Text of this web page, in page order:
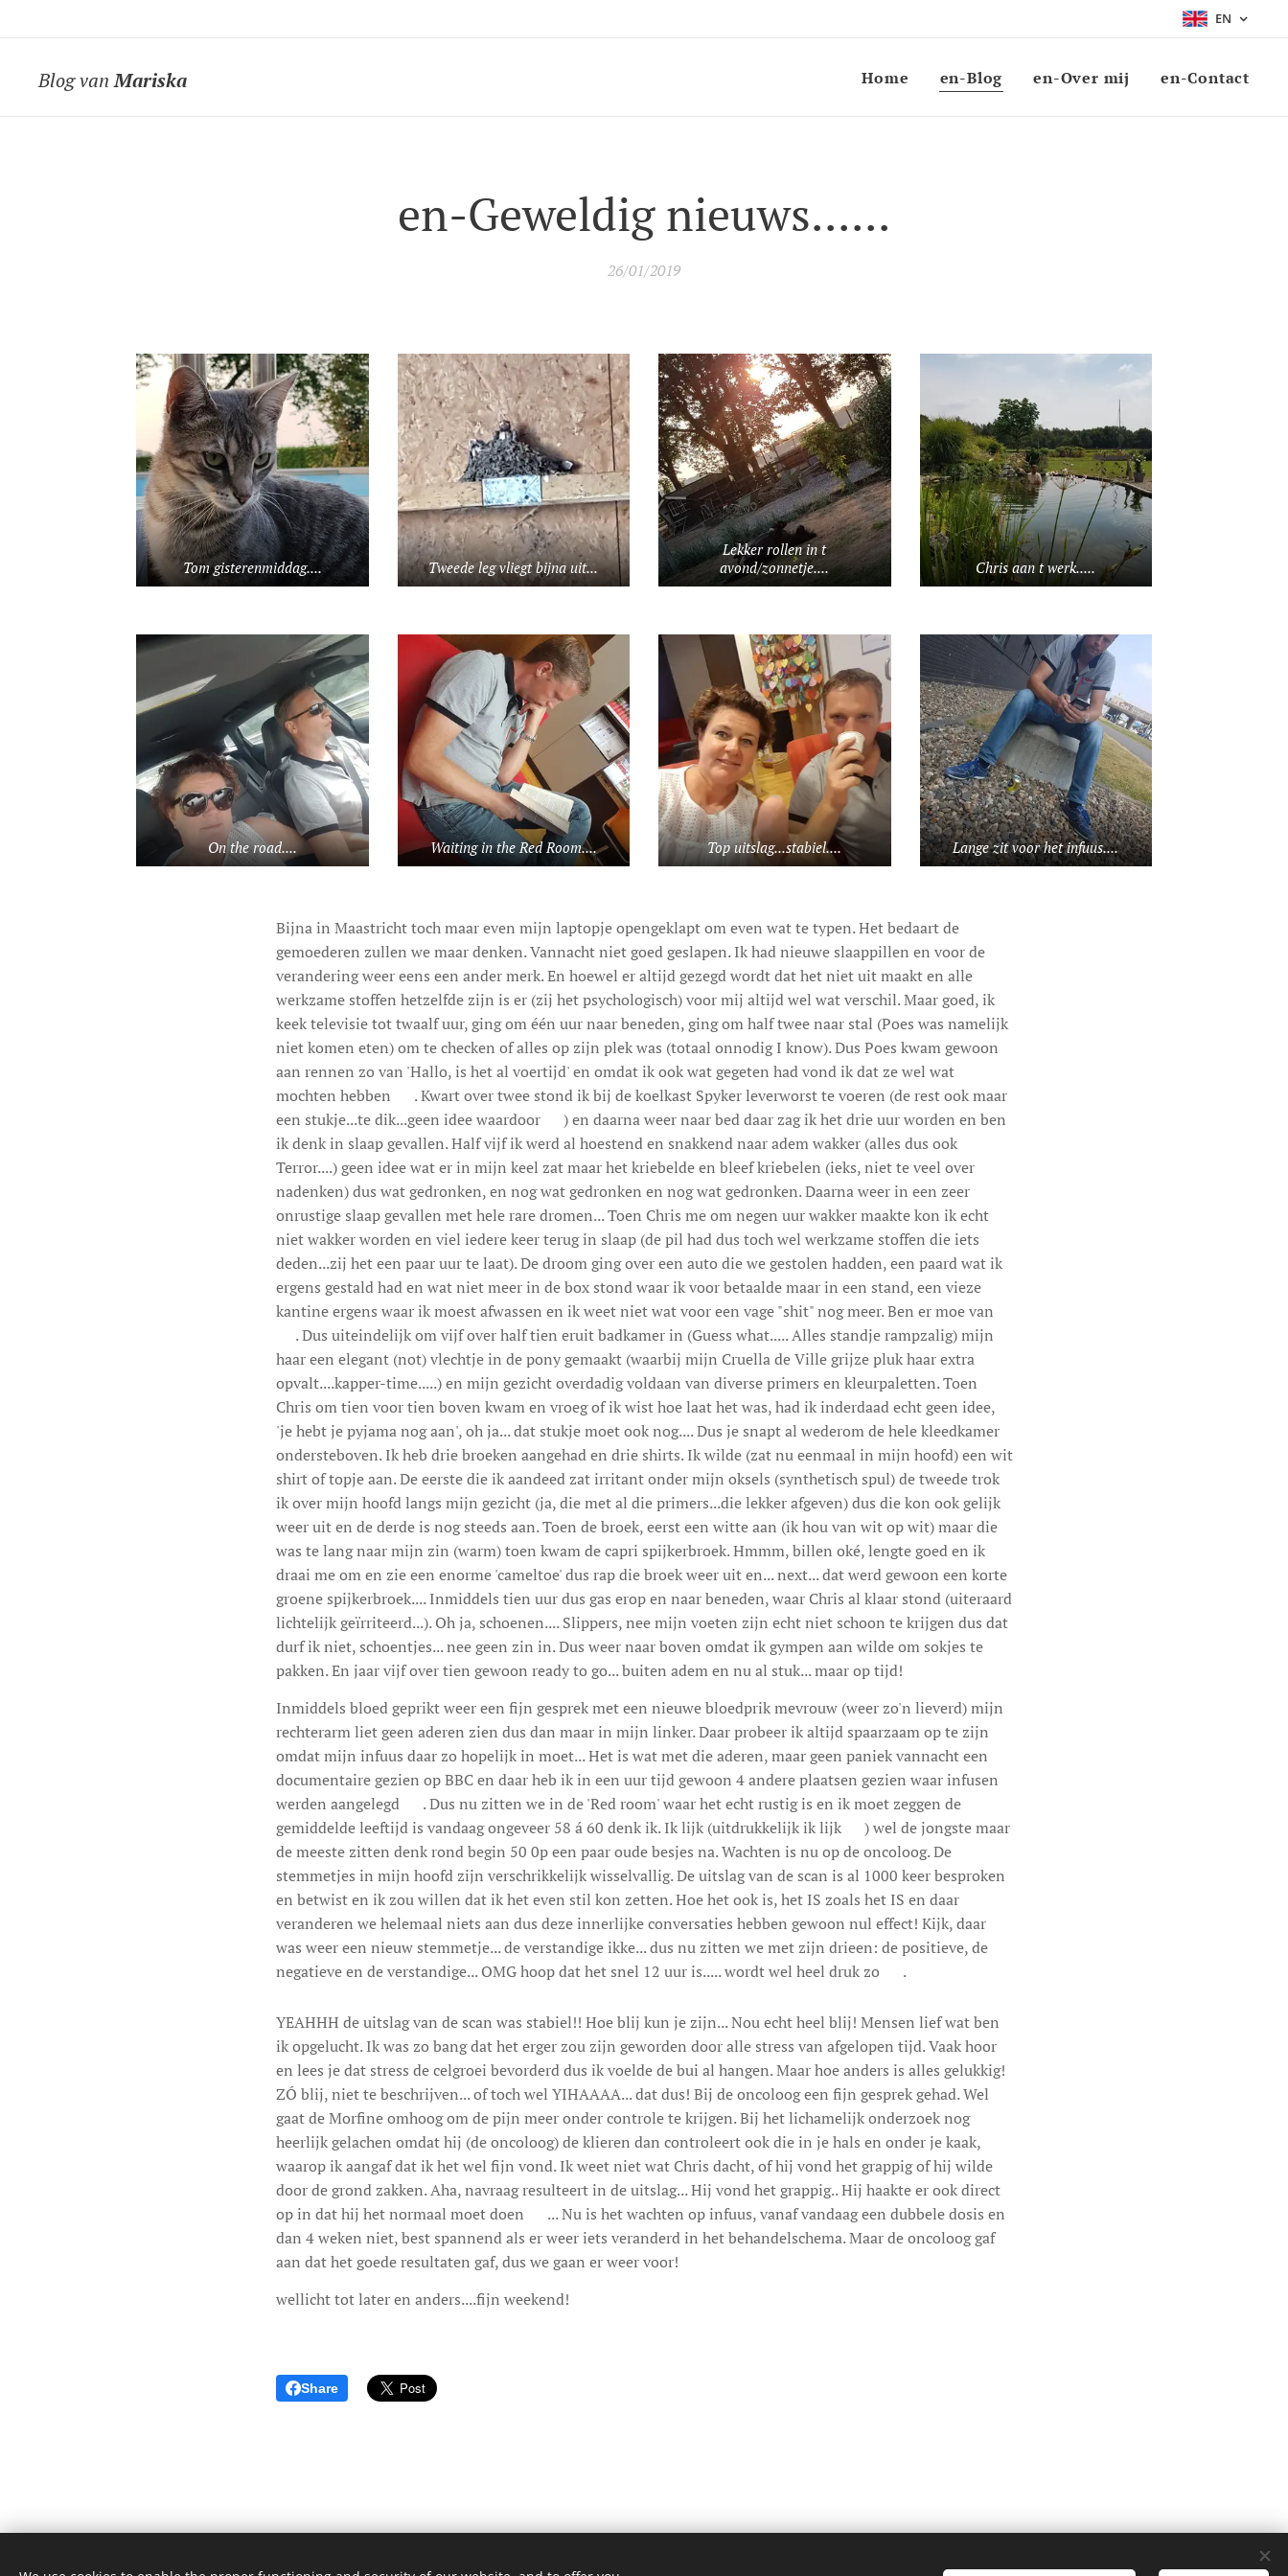
EN
Blog vanMariska Home en-Blog en-Over mij en-Contact
en-Geweldig nieuws......
26/01/2019
Tom gisterenmiddag.... Tweede leg vliegt bijna uit...
Lekker rollen in t
avond/zonnetje....
Chris aan t werk.....
On the road.... Waiting in the Red Room.... Top uitslag...stabiel.... Lange zit voor het infuus....
Bijna in Maastricht toch maar even mijn laptopje opengeklapt om even wat te typen. Het bedaart de
gemoederen zullen we maar denken. Vannacht niet goed geslapen. Ik had nieuwe slaappillen en voor de
verandering weer eens een ander merk. En hoewel er altijd gezegd wordt dat het niet uit maakt en alle
werkzame stoffen hetzelfde zijn is er (zij het psychologisch) voor mij altijd wel wat verschil. Maar goed, ik
keek televisie tot twaalf uur, ging om één uur naar beneden, ging om half twee naar stal (Poes was namelijk
niet komen eten) om te checken of alles op zijn plek was (totaal onnodig I know). Dus Poes kwam gewoon
aan rennen zo van 'Hallo, is het al voertijd' en omdat ik ook wat gegeten had vond ik dat ze wel wat
mochten hebben 😊. Kwart over twee stond ik bij de koelkast Spyker leverworst te voeren (de rest ook maar
een stukje...te dik...geen idee waardoor 😊) en daarna weer naar bed daar zag ik het drie uur worden en ben
ik denk in slaap gevallen. Half vijf ik werd al hoestend en snakkend naar adem wakker (alles dus ook
Terror....) geen idee wat er in mijn keel zat maar het kriebelde en bleef kriebelen (ieks, niet te veel over
nadenken) dus wat gedronken, en nog wat gedronken en nog wat gedronken. Daarna weer in een zeer
onrustige slaap gevallen met hele rare dromen... Toen Chris me om negen uur wakker maakte kon ik echt
niet wakker worden en viel iedere keer terug in slaap (de pil had dus toch wel werkzame stoffen die iets
deden...zij het een paar uur te laat). De droom ging over een auto die we gestolen hadden, een paard wat ik
ergens gestald had en wat niet meer in de box stond waar ik voor betaalde maar in een stand, een vieze
kantine ergens waar ik moest afwassen en ik weet niet wat voor een vage "shit" nog meer. Ben er moe van
😊. Dus uiteindelijk om vijf over half tien eruit badkamer in (Guess what..... Alles standje rampzalig) mijn
haar een elegant (not) vlechtje in de pony gemaakt (waarbij mijn Cruella de Ville grijze pluk haar extra
opvalt....kapper-time.....) en mijn gezicht overdadig voldaan van diverse primers en kleurpaletten. Toen
Chris om tien voor tien boven kwam en vroeg of ik wist hoe laat het was, had ik inderdaad echt geen idee,
'je hebt je pyjama nog aan', oh ja... dat stukje moet ook nog.... Dus je snapt al wederom de hele kleedkamer
ondersteboven. Ik heb drie broeken aangehad en drie shirts. Ik wilde (zat nu eenmaal in mijn hoofd) een wit
shirt of topje aan. De eerste die ik aandeed zat irritant onder mijn oksels (synthetisch spul) de tweede trok
ik over mijn hoofd langs mijn gezicht (ja, die met al die primers...die lekker afgeven) dus die kon ook gelijk
weer uit en de derde is nog steeds aan. Toen de broek, eerst een witte aan (ik hou van wit op wit) maar die
was te lang naar mijn zin (warm) toen kwam de capri spijkerbroek. Hmmm, billen oké, lengte goed en ik
draai me om en zie een enorme 'cameltoe' dus rap die broek weer uit en... next... dat werd gewoon een korte
groene spijkerbroek.... Inmiddels tien uur dus gas erop en naar beneden, waar Chris al klaar stond (uiteraard
lichtelijk geïrriteerd...). Oh ja, schoenen.... Slippers, nee mijn voeten zijn echt niet schoon te krijgen dus dat
durf ik niet, schoentjes... nee geen zin in. Dus weer naar boven omdat ik gympen aan wilde om sokjes te
pakken. En jaar vijf over tien gewoon ready to go... buiten adem en nu al stuk... maar op tijd!
Inmiddels bloed geprikt weer een fijn gesprek met een nieuwe bloedprik mevrouw (weer zo'n lieverd) mijn
rechterarm liet geen aderen zien dus dan maar in mijn linker. Daar probeer ik altijd spaarzaam op te zijn
omdat mijn infuus daar zo hopelijk in moet... Het is wat met die aderen, maar geen paniek vannacht een
documentaire gezien op BBC en daar heb ik in een uur tijd gewoon 4 andere plaatsen gezien waar infusen
werden aangelegd 😊. Dus nu zitten we in de 'Red room' waar het echt rustig is en ik moet zeggen de
gemiddelde leeftijd is vandaag ongeveer 58 á 60 denk ik. Ik lijk (uitdrukkelijk ik lijk 😊) wel de jongste maar
de meeste zitten denk rond begin 50 0p een paar oude besjes na. Wachten is nu op de oncoloog. De
stemmetjes in mijn hoofd zijn verschrikkelijk wisselvallig. De uitslag van de scan is al 1000 keer besproken
en betwist en ik zou willen dat ik het even stil kon zetten. Hoe het ook is, het IS zoals het IS en daar
veranderen we helemaal niets aan dus deze innerlijke conversaties hebben gewoon nul effect! Kijk, daar
was weer een nieuw stemmetje... de verstandige ikke... dus nu zitten we met zijn drieen: de positieve, de
negatieve en de verstandige... OMG hoop dat het snel 12 uur is..... wordt wel heel druk zo 😊.
YEAHHH de uitslag van de scan was stabiel!! Hoe blij kun je zijn... Nou echt heel blij! Mensen lief wat ben
ik opgelucht. Ik was zo bang dat het erger zou zijn geworden door alle stress van afgelopen tijd. Vaak hoor
en lees je dat stress de celgroei bevorderd dus ik voelde de bui al hangen. Maar hoe anders is alles gelukkig!
ZÓ blij, niet te beschrijven... of toch wel YIHAAAA... dat dus! Bij de oncoloog een fijn gesprek gehad. Wel
gaat de Morfine omhoog om de pijn meer onder controle te krijgen. Bij het lichamelijk onderzoek nog
heerlijk gelachen omdat hij (de oncoloog) de klieren dan controleert ook die in je hals en onder je kaak,
waarop ik aangaf dat ik het wel fijn vond. Ik weet niet wat Chris dacht, of hij vond het grappig of hij wilde
door de grond zakken. Aha, navraag resulteert in de uitslag... Hij vond het grappig.. Hij haakte er ook direct
op in dat hij het normaal moet doen 😊... Nu is het wachten op infuus, vanaf vandaag een dubbele dosis en
dan 4 weken niet, best spannend als er weer iets veranderd in het behandelschema. Maar de oncoloog gaf
aan dat het goede resultaten gaf, dus we gaan er weer voor!
wellicht tot later en anders....fijn weekend!
Share